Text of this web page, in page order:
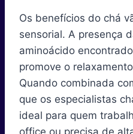
Os benefícios do chá
sensorial. A presença
aminoácido
promove o
Quando combinada
que os especialistas
ideal para quem
office ou precisa de